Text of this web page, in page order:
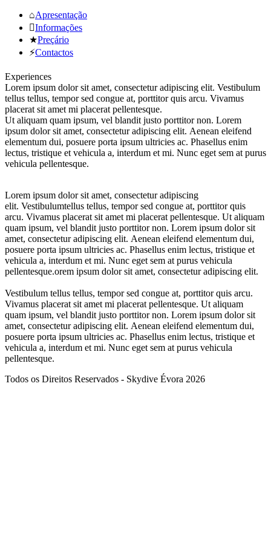
⌂Apresentação
Informações
★Preçário
⚡Contactos
Experiences
Lorem ipsum dolor sit amet, consectetur adipiscing elit. Vestibulum
tellus tellus, tempor sed congue at, porttitor quis arcu. Vivamus
placerat sit amet mi placerat pellentesque.
Ut aliquam quam ipsum, vel blandit justo porttitor non. Lorem
ipsum dolor sit amet, consectetur adipiscing elit. Aenean eleifend
elementum dui, posuere porta ipsum ultricies ac. Phasellus enim
lectus, tristique et vehicula a, interdum et mi. Nunc eget sem at purus
vehicula pellentesque.
Lorem ipsum dolor sit amet, consectetur adipiscing
elit. Vestibulumtellus tellus, tempor sed congue at, porttitor quis
arcu. Vivamus placerat sit amet mi placerat pellentesque. Ut aliquam
quam ipsum, vel blandit justo porttitor non. Lorem ipsum dolor sit
amet, consectetur adipiscing elit. Aenean eleifend elementum dui,
posuere porta ipsum ultricies ac. Phasellus enim lectus, tristique et
vehicula a, interdum et mi. Nunc eget sem at purus vehicula
pellentesque.orem ipsum dolor sit amet, consectetur adipiscing elit.
Vestibulum tellus tellus, tempor sed congue at, porttitor quis arcu.
Vivamus placerat sit amet mi placerat pellentesque. Ut aliquam
quam ipsum, vel blandit justo porttitor non. Lorem ipsum dolor sit
amet, consectetur adipiscing elit. Aenean eleifend elementum dui,
posuere porta ipsum ultricies ac. Phasellus enim lectus, tristique et
vehicula a, interdum et mi. Nunc eget sem at purus vehicula
pellentesque.
Todos os Direitos Reservados - Skydive Évora 2026